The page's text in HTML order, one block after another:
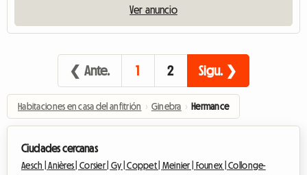
Ver anuncio
❮ Ante. 1 2 Sigu. ❯
Habitaciones en casa del anfitrión › Ginebra › Hermance
Ciudades cercanas
Aesch |Anières |Corsier | Gy |Coppet | Meinier | Founex |Collonge-